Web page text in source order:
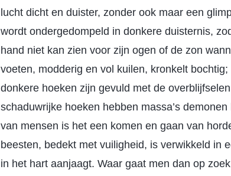
lucht dicht en duister, zonder ook maar een
wordt ondergedompeld in donkere duisternis,
hand niet kan zien voor zijn ogen of de zon
voeten, modderig en vol kuilen, kronkelt
donkere hoeken zijn gevuld met de
schaduwrijke hoeken hebben massa’s
van mensen is het een komen en gaan van
beesten, bedekt met vuiligheid, is verwikkeld in
in het hart aanjaagt. Waar gaat men dan op